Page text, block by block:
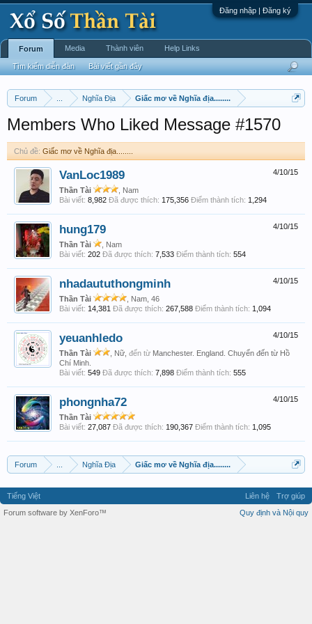
Đăng nhập | Đăng ký
Forum Nghĩa Địa Giấc mơ về Nghĩa địa........
Members Who Liked Message #1570
Chủ đề: Giấc mơ về Nghĩa địa........
4/10/15
VanLoc1989
Thần Tài
, Nam
Bài viết: 8,982 Đã được thích: 175,356 Điểm thành tích: 1,294
4/10/15
hung179
Thần Tài
, Nam
Bài viết: 202 Đã được thích: 7,533 Điểm thành tích: 554
4/10/15
nhadaututhongminh
Thần Tài
, Nam, 46
Bài viết: 14,381 Đã được thích: 267,588 Điểm thành tích: 1,094
4/10/15
yeuanhledo
Thần Tài , Nữ, đến từ Manchester. England. Chuyển đến từ Hồ
Chí Minh.
Bài viết: 549 Đã được thích: 7,898 Điểm thành tích: 555
4/10/15
phongnha72
Thần Tài
Bài viết: 27,087 Đã được thích: 190,367 Điểm thành tích: 1,095
Forum Nghĩa Địa Giấc mơ về Nghĩa địa........
Forum
Tìm kiếm diễn đàn Bài viết gần đây
Media Thành viên Help Links
Tiếng Việt Liên hệ
Trợ giúp
Quy định và Nội quy
Forum software by XenForo™